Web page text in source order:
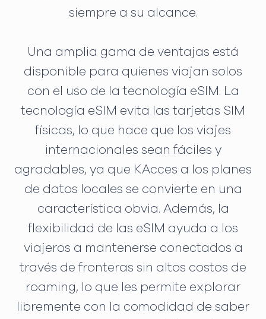
siempre a su alcance.
Una amplia gama de ventajas está
disponible para quienes viajan solos
con el uso de la tecnología eSIM. La
tecnología eSIM evita las tarjetas SIM
físicas, lo que hace que los viajes
internacionales sean fáciles y
agradables, ya que KAcces a los planes
de datos locales se convierte en una
característica obvia. Además, la
flexibilidad de las eSIM ayuda a los
viajeros a mantenerse conectados a
través de fronteras sin altos costos de
roaming, lo que les permite explorar
libremente con la comodidad de saber